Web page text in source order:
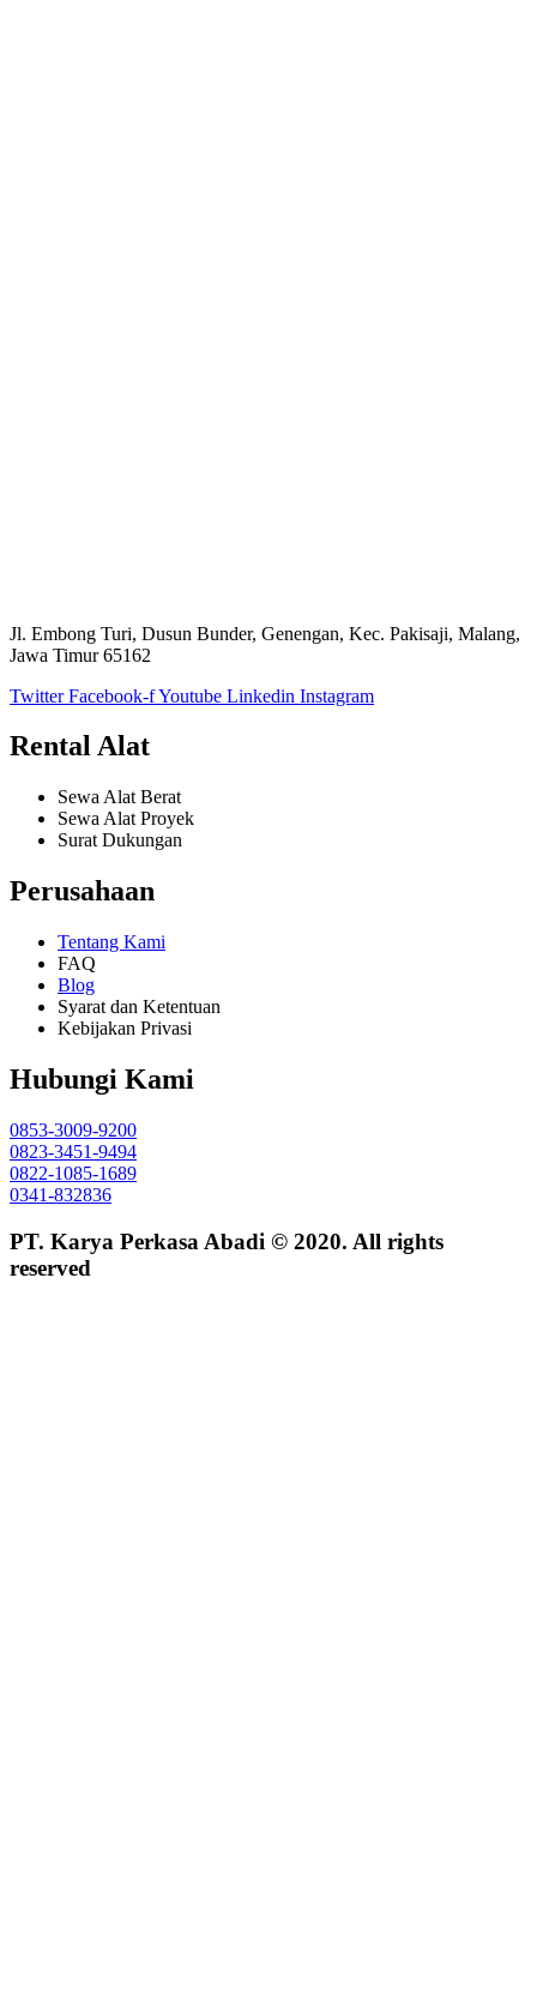
Jl. Embong Turi, Dusun Bunder, Genengan, Kec. Pakisaji, Malang,
Jawa Timur 65162
Twitter Facebook-fYoutube Linkedin Instagram
Rental Alat
Sewa Alat Berat
Sewa Alat Proyek
Surat Dukungan
Perusahaan
Tentang Kami
FAQ
Blog
Syarat dan Ketentuan
Kebijakan Privasi
Hubungi Kami
0853-3009-9200
0823-3451-9494
0822-1085-1689
0341-832836
PT. Karya Perkasa Abadi © 2020. All rights
reserved